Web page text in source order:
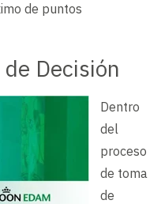
de puntos
Decisión
Dentro
del
proceso
de toma
de